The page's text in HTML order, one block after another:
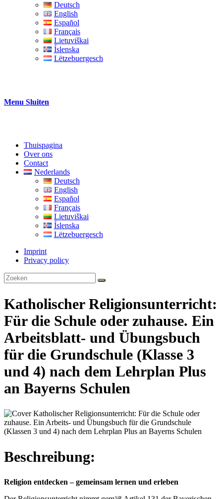
Deutsch
English
Español
Français
Lietuviškai
Íslenska
Lëtzebuergesch
Menu Sluiten
Thuispagina
Over ons
Contact
Nederlands
Deutsch
English
Español
Français
Lietuviškai
Íslenska
Lëtzebuergesch
Imprint
Privacy policy
Katholischer Religionsunterricht:
Für die Schule oder zuhause. Ein
Arbeitsblatt- und Übungsbuch
für die Grundschule (Klasse 3
und 4) nach dem Lehrplan Plus
an Bayerns Schulen
Beschreibung:
Religion entdecken – gemeinsam lernen und erleben